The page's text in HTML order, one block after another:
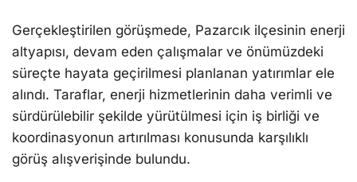
Gerçekleştirilen görüşmede, Pazarcık ilçesinin enerji
altyapısı, devam eden çalışmalar ve önümüzdeki
süreçte hayata geçirilmesi planlanan yatırımlar ele
alındı. Taraflar, enerji hizmetlerinin daha verimli ve
sürdürülebilir şekilde yürütülmesi için iş birliği ve
koordinasyonun artırılması konusunda karşılıklı
görüş alışverişinde bulundu.